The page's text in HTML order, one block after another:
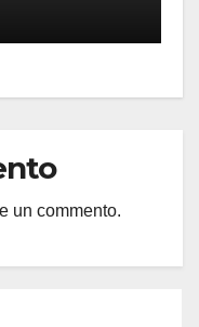
un commento.